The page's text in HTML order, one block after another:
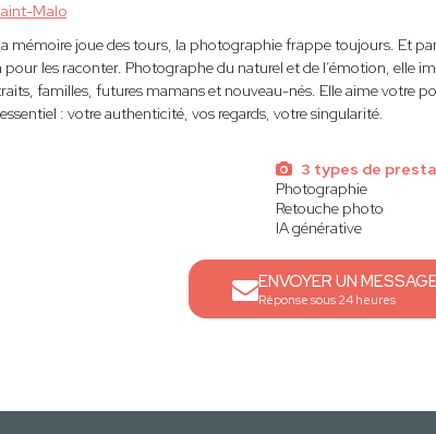
Malo
mémoire joue des tours, la photographie frappe toujours. Et
pour les raconter. Photographe du naturel et de l’émotion,
familles, futures mamans et nouveau-nés. Elle aime votre
: votre authenticité, vos regards, votre singularité.
3 types de
Photographie
Retouche photo
IA générative
ENVOYER UN
Réponse sous 24 heures